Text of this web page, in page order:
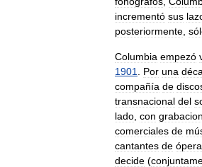
incrementó sus
posteriormente
Columbia empezó
1901
Por una
compañía de
transnacional del
lado con
comerciales de
cantantes de ópera
decide (